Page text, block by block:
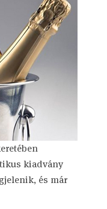
kiadvány
és már